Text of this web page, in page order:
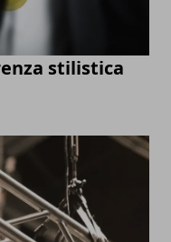
stilistica